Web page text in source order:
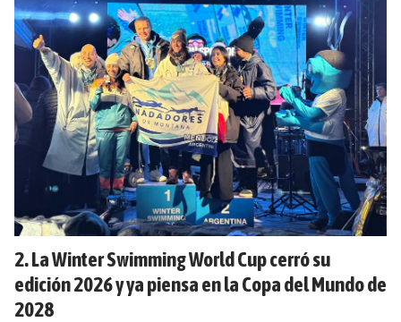
La Winter Swimming World Cup cerró su
edición 2026 y ya piensa en la Copa del Mundo de
2028